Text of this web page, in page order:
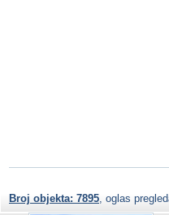
Broj objekta: 7895, oglas